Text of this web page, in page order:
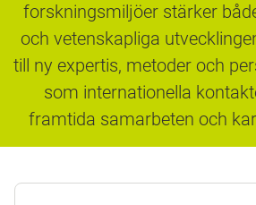
forskningsmiljöer stärker
och vetenskapliga
till ny expertis, metoder och
som internationella
framtida samarbeten och